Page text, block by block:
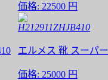
価格:22500 円
H212911ZHJB410
ルメス 靴 スーパーコ
価格:25000 円